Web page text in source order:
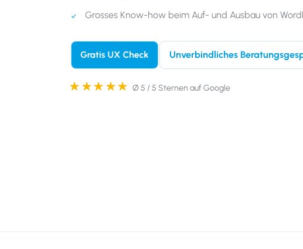
Grosses Know-how beim Auf- und Ausbau von
Gratis UX Check Unverbindliches
Ø 5 / 5 Sternen auf Google